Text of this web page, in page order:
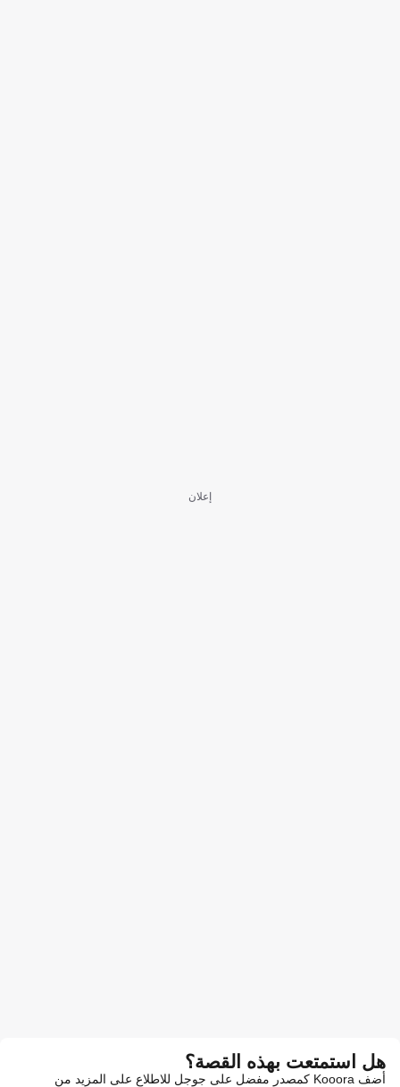
إعلان
هل استمتعت بهذه القصة؟
أضف Kooora كمصدر مفضل على جوجل للاطلاع على المزيد من